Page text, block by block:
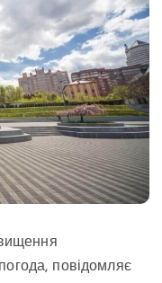
повідомляє